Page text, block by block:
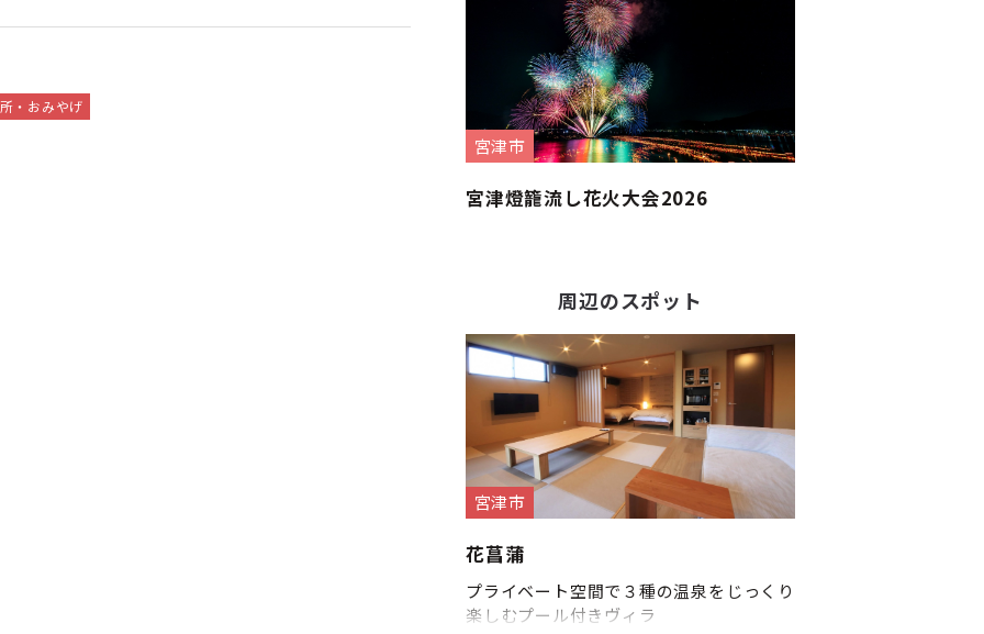
・おみやげ
宮津市
宮津燈籠流し花火大会2026
周辺のスポット
宮津市
花菖蒲
プライベート空間で３種の温泉をじっくり
楽しむプール付きヴィラ